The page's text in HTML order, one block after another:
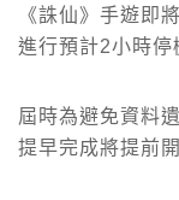
《誅仙》手遊即
進行預計2小時停
屆時為避免資料
提早完成將提前